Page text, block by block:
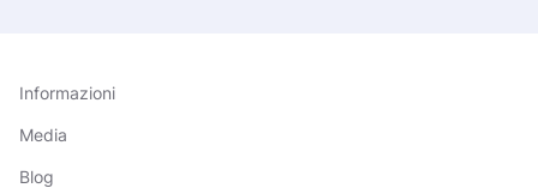
Informazioni
Media
Blog